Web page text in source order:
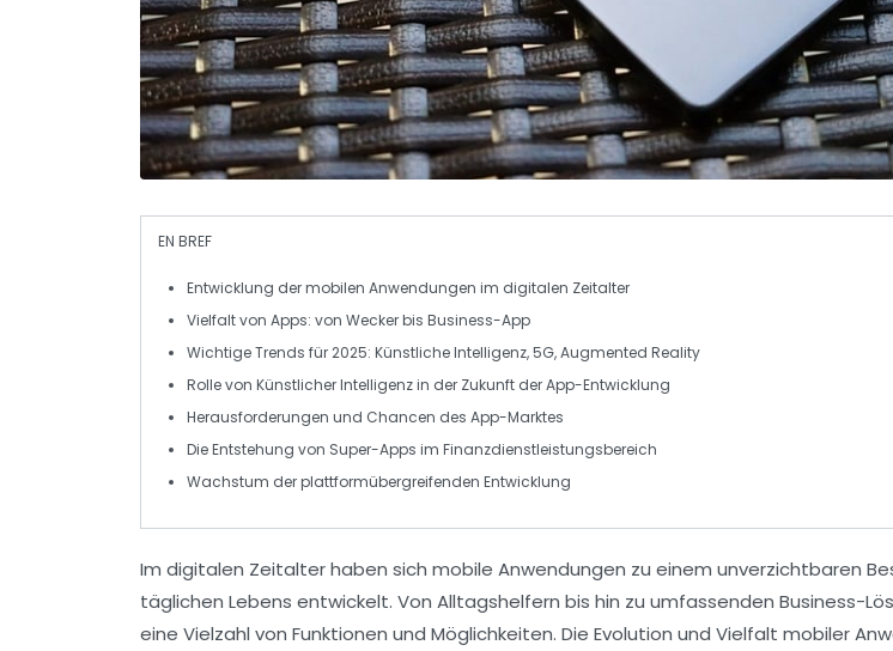
EN BREF
Entwicklung dermobilen Anwendungen im digitalen Zeitalter
Vielfalt von Apps: von Wecker bis Business-App
Wichtige Trends für2025: Künstliche Intelligenz,5G,Augmented Reality
Rolle von Künstlicher Intelligenzin der Zukunft derApp-Entwicklung
Herausforderungen und Chancen des App-Marktes
Die Entstehung von Super-Apps im Finanzdienstleistungsbereich
Wachstum der plattformübergreifenden Entwicklung
Im digitalen Zeitalterhaben sich mobile Anwendungen zu einem unverzichtbaren
täglichen Lebens entwickelt. Von Alltagshelfern bis hin zu umfassenden Business-
eine Vielzahl von Funktionen und Möglichkeiten. Die Evolution und Vielfalt mobiler